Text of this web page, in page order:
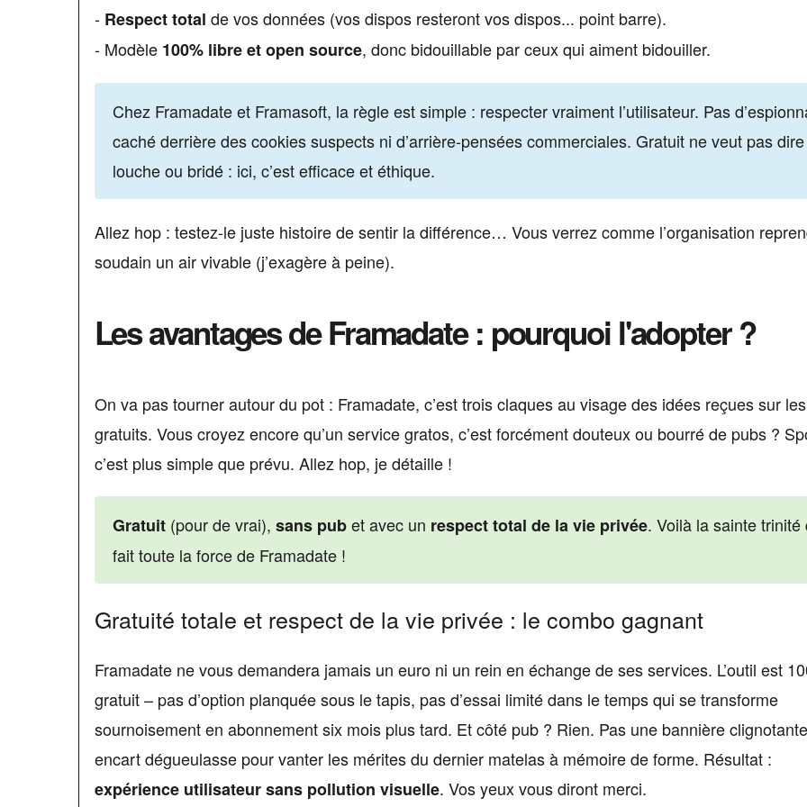
- Respect total de vos données (vos dispos resteront vos dispos... point barre).
- Modèle 100% libre et open source, donc bidouillable par ceux qui aiment bidouiller.
Chez Framadate et Framasoft, la règle est simple : respecter vraiment l’utilisateur. Pas
caché derrière des cookies suspects ni d’arrière-pensées commerciales. Gratuit ne veut pas dire
louche ou bridé : ici, c’est efficace et éthique.
Allez hop : testez-le juste histoire de sentir la différence… Vous verrez comme l’organisation
soudain un air vivable (j’exagère à peine).
Les avantages de Framadate : pourquoi l'adopter ?
On va pas tourner autour du pot : Framadate, c’est trois claques au visage des idées reçues sur
gratuits. Vous croyez encore qu’un service gratos, c’est forcément douteux ou bourré de pubs ?
c’est plus simple que prévu. Allez hop, je détaille !
Gratuit(pour de vrai), sans pubet avec un respect total de la vie privée. Voilà la sainte trinité
fait toute la force de Framadate !
Gratuité totale et respect de la vie privée : le combo gagnant
Framadate ne vous demandera jamais un euro ni un rein en échange de ses services. L’outil est
gratuit – pas d’option planquée sous le tapis, pas d’essai limité dans le temps qui se transforme
sournoisement en abonnement six mois plus tard. Et côté pub ? Rien. Pas une bannière
encart dégueulasse pour vanter les mérites du dernier matelas à mémoire de forme. Résultat :
expérience utilisateur sans pollution visuelle. Vos yeux vous diront merci.